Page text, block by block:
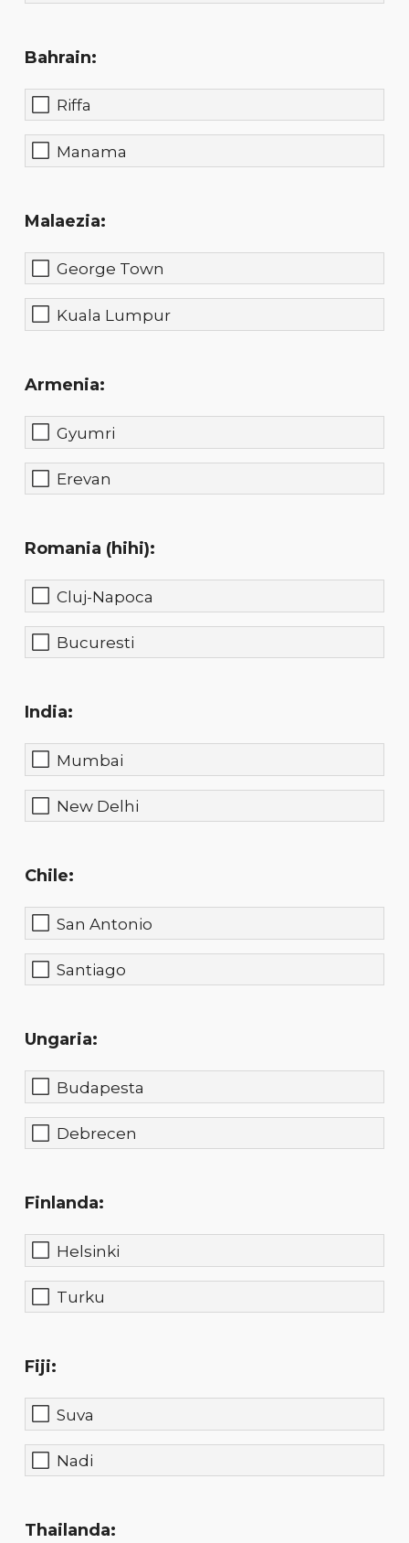
Bahrain:
Riffa
Manama
Malaezia:
George Town
Kuala Lumpur
Armenia:
Gyumri
Erevan
Romania (hihi):
Cluj-Napoca
Bucuresti
India:
Mumbai
New Delhi
Chile:
San Antonio
Santiago
Ungaria:
Budapesta
Debrecen
Finlanda:
Helsinki
Turku
Fiji:
Suva
Nadi
Thailanda: